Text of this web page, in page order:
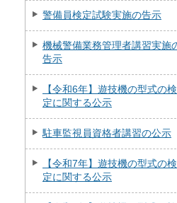
警備員検定試験実施の告示
機械警備業務管理者講習実施
告示
【令和6年】遊技機の型式の検
定に関する公示
駐車監視員資格者講習の公示
【令和7年】遊技機の型式の検
定に関する公示